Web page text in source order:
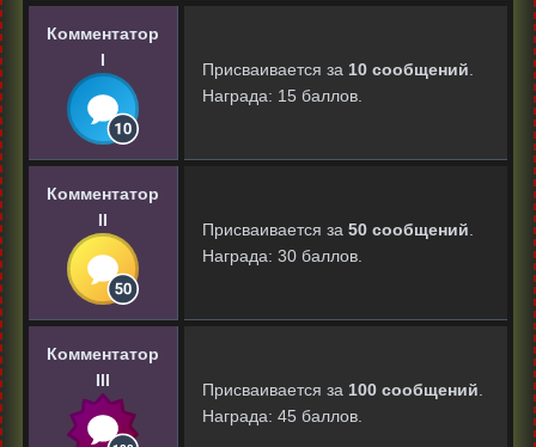
Комментатор
I
Присваивается за 10 сообщений
Награда: 15 баллов.
Комментатор
II
Присваивается за 50 сообщений
Награда: 30 баллов.
Комментатор
III
Присваивается за 100 сообщений
Награда: 45 баллов.